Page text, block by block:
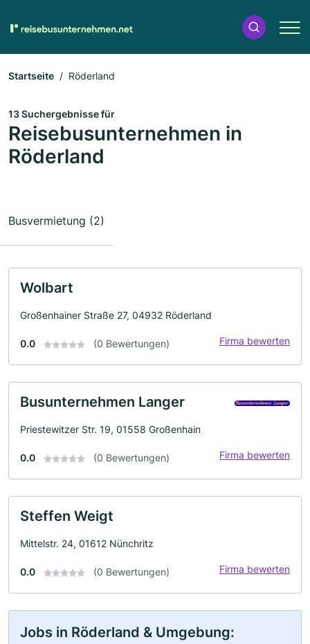
Startseite Röderland
13 Suchergebnisse für
Reisebusunternehmen in
Röderland
Busvermietung (2)
Wolbart
Großenhainer Straße 27, 04932 Röderland
0.0 (0 Bewertungen) Firma bewerten
Busunternehmen Langer
Priestewitzer Str. 19, 01558 Großenhain
0.0 (0 Bewertungen) Firma bewerten
Steffen Weigt
Mittelstr. 24, 01612 Nünchritz
0.0 (0 Bewertungen) Firma bewerten
Jobs in Röderland & Umgebung: